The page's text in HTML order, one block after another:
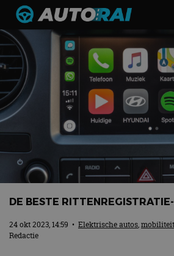
Autonieuws
Podcast
Autotests
Automerken
Adverteren
Contact
MotorRAI.nl
DE BESTE
24 okt 2023, 14:59 • Elektrische autos,
Redactie